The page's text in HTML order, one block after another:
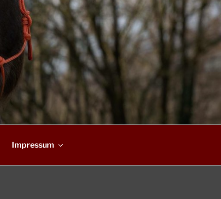
Impressum